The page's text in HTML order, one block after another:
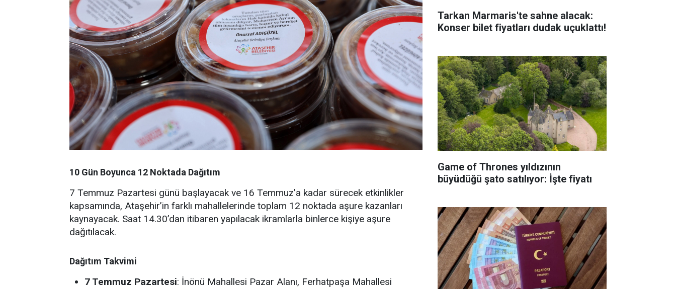
10 Gün Boyunca 12 Noktada Dağıtım
7 Temmuz Pazartesi günü başlayacak ve 16 Temmuz’a kadar sürecek etkinlikler
kapsamında, Ataşehir’in farklı mahallelerinde toplam 12 noktada aşure kazanları
kaynayacak. Saat 14.30’dan itibaren yapılacak ikramlarla binlerce kişiye aşure
dağıtılacak.
Dağıtım Takvimi
7 Temmuz Pazartesi: İnönü Mahallesi Pazar Alanı, Ferhatpaşa Mahallesi
Tarkan Marmaris'te sahne alacak:
Konser bilet fiyatları dudak uçuklattı!
Game of Thrones yıldızının
büyüdüğü şato satılıyor: İşte fiyatı